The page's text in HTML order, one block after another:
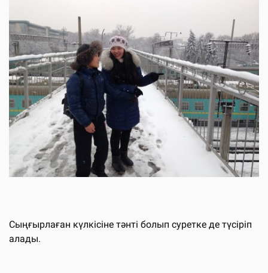
Сыңғырлаған күлкісіне тәнті болып суретке де түсіріп
алады.